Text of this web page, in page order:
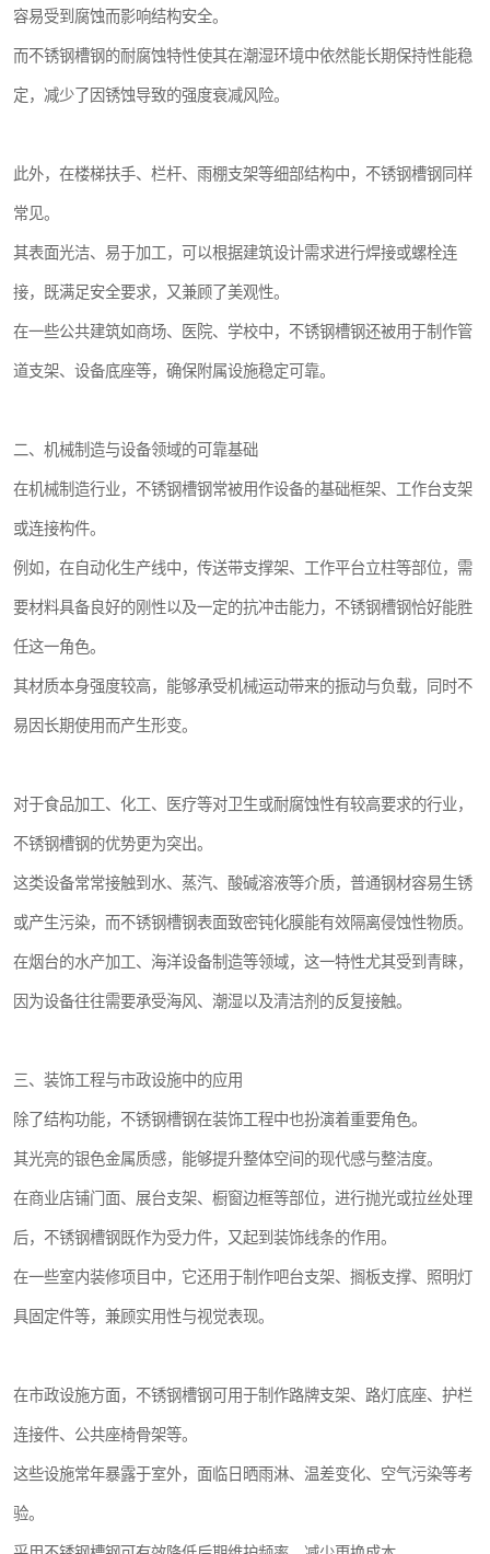
容易受到腐蚀而影响结构安全。
而不锈钢槽钢的耐腐蚀特性使其在潮湿环境中依然能长期保持性能稳
定，减少了因锈蚀导致的强度衰减风险。
此外，在楼梯扶手、栏杆、雨棚支架等细部结构中，不锈钢槽钢同样
常见。
其表面光洁、易于加工，可以根据建筑设计需求进行焊接或螺栓连
接，既满足安全要求，又兼顾了美观性。
在一些公共建筑如商场、医院、学校中，不锈钢槽钢还被用于制作管
道支架、设备底座等，确保附属设施稳定可靠。
二、机械制造与设备领域的可靠基础
在机械制造行业，不锈钢槽钢常被用作设备的基础框架、工作台支架
或连接构件。
例如，在自动化生产线中，传送带支撑架、工作平台立柱等部位，需
要材料具备良好的刚性以及一定的抗冲击能力，不锈钢槽钢恰好能胜
任这一角色。
其材质本身强度较高，能够承受机械运动带来的振动与负载，同时不
易因长期使用而产生形变。
对于食品加工、化工、医疗等对卫生或耐腐蚀性有较高要求的行业，
不锈钢槽钢的优势更为突出。
这类设备常常接触到水、蒸汽、酸碱溶液等介质，普通钢材容易生锈
或产生污染，而不锈钢槽钢表面致密钝化膜能有效隔离侵蚀性物质。
在烟台的水产加工、海洋设备制造等领域，这一特性尤其受到青睐，
因为设备往往需要承受海风、潮湿以及清洁剂的反复接触。
三、装饰工程与市政设施中的应用
除了结构功能，不锈钢槽钢在装饰工程中也扮演着重要角色。
其光亮的银色金属质感，能够提升整体空间的现代感与整洁度。
在商业店铺门面、展台支架、橱窗边框等部位，进行抛光或拉丝处理
后，不锈钢槽钢既作为受力件，又起到装饰线条的作用。
在一些室内装修项目中，它还用于制作吧台支架、搁板支撑、照明灯
具固定件等，兼顾实用性与视觉表现。
在市政设施方面，不锈钢槽钢可用于制作路牌支架、路灯底座、护栏
连接件、公共座椅骨架等。
这些设施常年暴露于室外，面临日晒雨淋、温差变化、空气污染等考
验。